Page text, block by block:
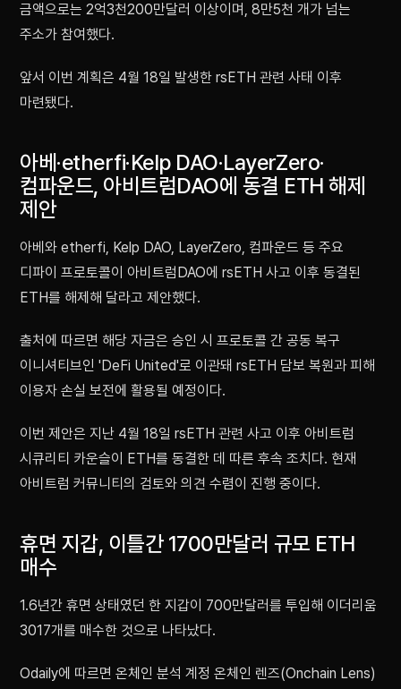
금액으로는 2억3천200만달러 이상이며, 8만5천 개가 넘는
주소가 참여했다.
앞서 이번 계획은 4월 18일 발생한 rsETH 관련 사태 이후
마련됐다.
아베·etherfi·Kelp DAO·LayerZero·
컴파운드, 아비트럼DAO에 동결 ETH 해제
제안
아베와 etherfi, Kelp DAO, LayerZero, 컴파운드 등 주요
디파이 프로토콜이 아비트럼DAO에 rsETH 사고 이후 동결된
ETH를 해제해 달라고 제안했다.
출처에 따르면 해당 자금은 승인 시 프로토콜 간 공동 복구
이니셔티브인 'DeFi United'로 이관돼 rsETH 담보 복원과 피해
이용자 손실 보전에 활용될 예정이다.
이번 제안은 지난 4월 18일 rsETH 관련 사고 이후 아비트럼
시큐리티 카운슬이 ETH를 동결한 데 따른 후속 조치다. 현재
아비트럼 커뮤니티의 검토와 의견 수렴이 진행 중이다.
휴면 지갑, 이틀간 1700만달러 규모 ETH
매수
1.6년간 휴면 상태였던 한 지갑이 700만달러를 투입해 이더리움
3017개를 매수한 것으로 나타났다.
Odaily에 따르면 온체인 분석 계정 온체인 렌즈(Onchain Lens)